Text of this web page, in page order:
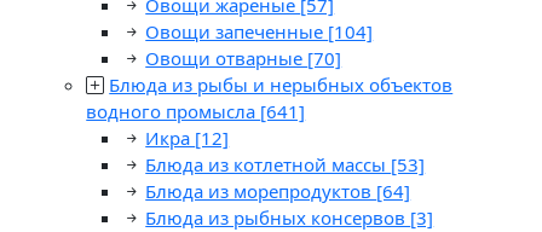
Овощи жареные [57]
Овощи запеченные [104]
Овощи отварные [70]
Блюда из рыбы и нерыбных объектов
водного промысла [641]
Икра [12]
Блюда из котлетной массы [53]
Блюда из морепродуктов [64]
Блюда из рыбных консервов [3]